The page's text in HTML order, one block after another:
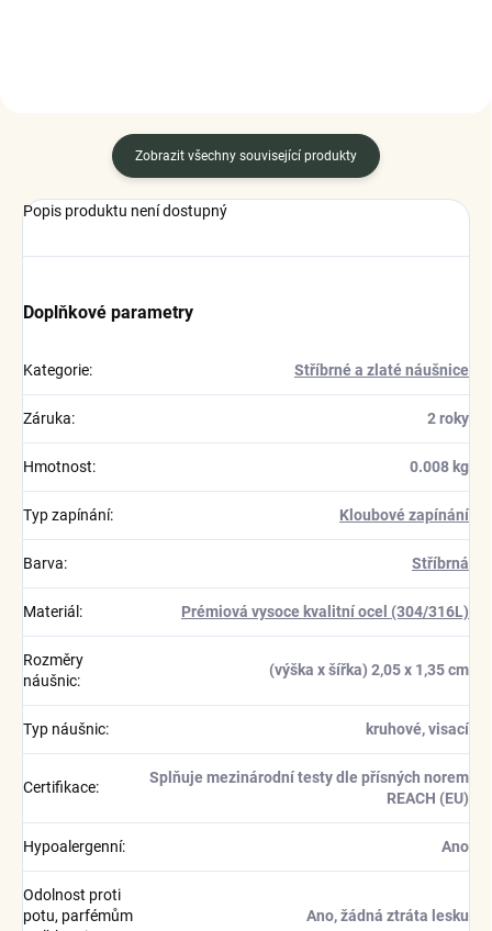
Zobrazit všechny související produkty
Popis produktu není dostupný
Doplňkové parametry
Kategorie: Stříbrné a zlaté náušnice
Záruka: 2 roky
Hmotnost: 0.008 kg
Typ zapínání: Kloubové zapínání
Barva: Stříbrná
Materiál : Prémiová vysoce kvalitní ocel (304/316L)
Rozměry
náušnic:
(výška x šířka) 2,05 x 1,35 cm
Typ náušnic: kruhové, visací
Certifikace:
Splňuje mezinárodní testy dle přísných norem
REACH (EU)
Hypoalergenní: Ano
Odolnost proti
potu, parfémům
Ano, žádná ztráta lesku